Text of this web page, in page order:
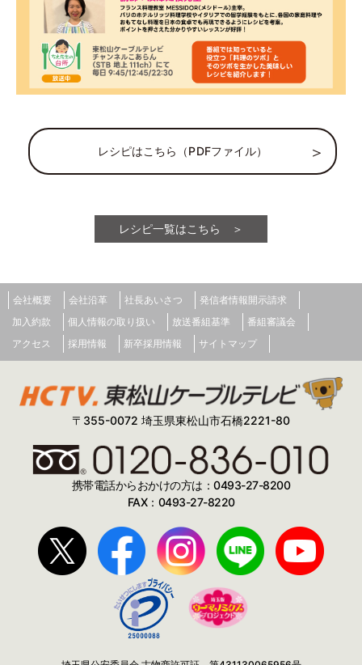
レシピはこちら（PDFファイル）
レシピ一覧はこちら ＞
会社概要 会社沿革 社長あいさつ
発信者情報開示請求
加入約款
個人情報の取り扱い 放送番組基準
番組審議会
アクセス
採用情報 新卒採用情報 サイトマップ
〒355-0072 埼玉県東松山市石橋2221-80
携帯電話からおかけの方は：0493-27-8200
FAX：0493-27-8220